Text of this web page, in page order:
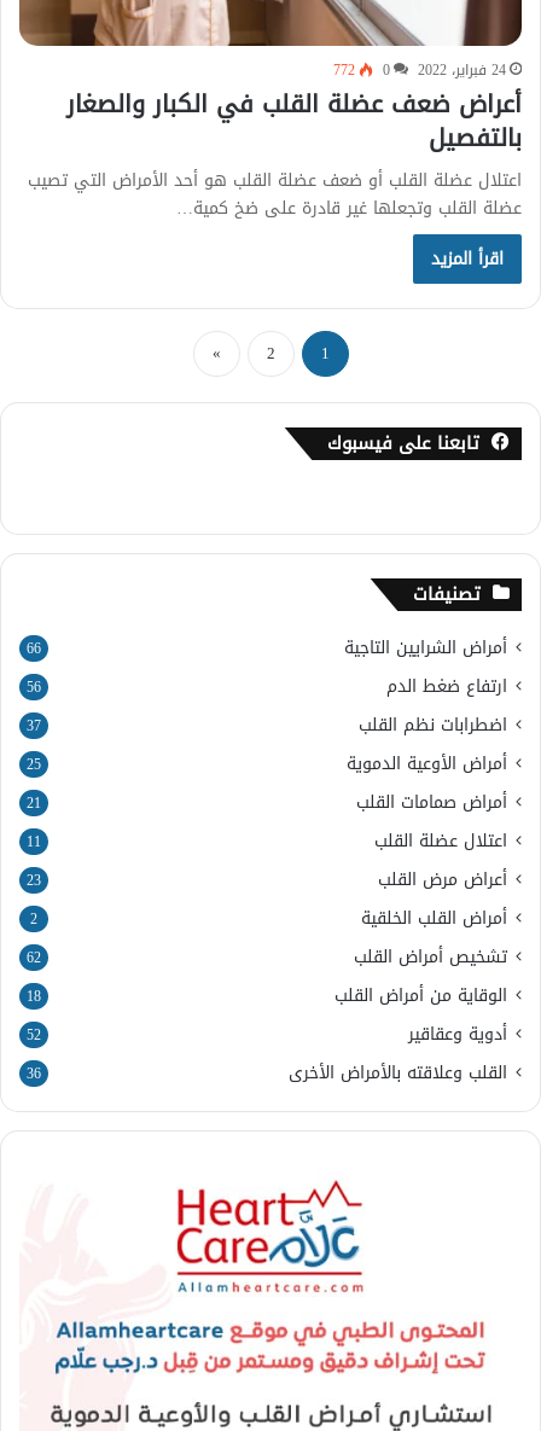
24 فبراير، 2022 0
772
أعراض ضعف عضلة القلب في الكبار والصغار
بالتفصيل
اعتلال عضلة القلب أو ضعف عضلة القلب هو أحد الأمراض التي تصيب
عضلة القلب وتجعلها غير قادرة على ضخ كمية…
اقرأ المزيد
1
2
»
تابعنا على فيسبوك
تصنيفات
أمراض الشرايين التاجية 66
ارتفاع ضغط الدم 56
اضطرابات نظم القلب 37
أمراض الأوعية الدموية 25
أمراض صمامات القلب 21
اعتلال عضلة القلب 11
أعراض مرض القلب 23
أمراض القلب الخلقية 2
تشخيص أمراض القلب 62
الوقاية من أمراض القلب 18
أدوية وعقاقير 52
القلب وعلاقته بالأمراض الأخرى 36